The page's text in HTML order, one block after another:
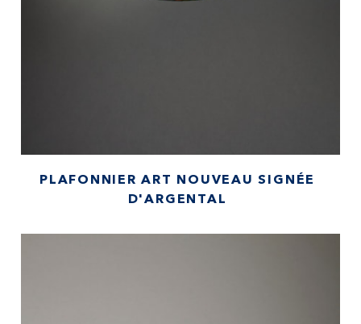
PLAFONNIER ART NOUVEAU SIGNÉE
D'ARGENTAL